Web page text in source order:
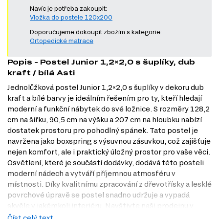
Navíc je potřeba zakoupit:
Vložka do postele 120x200
Doporučujeme dokoupit zbožím s kategorie:
Ortopedické matrace
Popis - Postel Junior 1,2×2,0 s šuplíky, dub
kraft / bílá Asti
Jednolůžková postel Junior 1,2×2,0 s šuplíky v dekoru dub
kraft a bílé barvy je ideálním řešením pro ty, kteří hledají
moderní a funkční nábytek do své ložnice. S rozměry 128,2
cm na šířku, 90,5 cm na výšku a 207 cm na hloubku nabízí
dostatek prostoru pro pohodlný spánek. Tato postel je
navržena jako boxspring s výsuvnou zásuvkou, což zajišťuje
nejen komfort, ale i praktický úložný prostor pro vaše věci.
Osvětlení, které je součástí dodávky, dodává této posteli
moderní nádech a vytváří příjemnou atmosféru v
místnosti. Díky kvalitnímu zpracování z dřevotřísky a lesklé
povrchové úpravě se postel snadno udržuje a vypadá
skvěle v jakémkoli interiéru. Navštivte naši prodejnu v
Praze a objevte, jak může tato postel obohatit váš domov.